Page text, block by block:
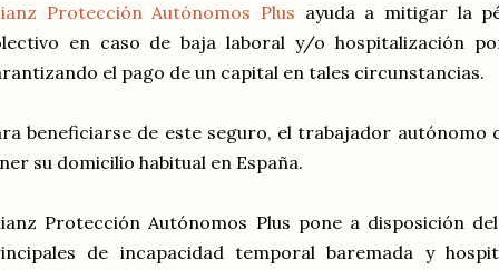
Protección Autónomos Plus ayuda a mitigar la
en caso de baja laboral y/o hospitalización
el pago de un capital en tales circunstancias.
beneficiarse de este seguro, el trabajador autónomo
su domicilio habitual en España.
Protección Autónomos Plus pone a disposición
de incapacidad temporal baremada y